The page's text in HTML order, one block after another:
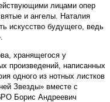
лицами опер
и ангелы. Наталия
искусство будущего, ведь
хранящегося у
произведений, написанных
одного из нотных листков
Звезды» вместе с
Борис Андреевич